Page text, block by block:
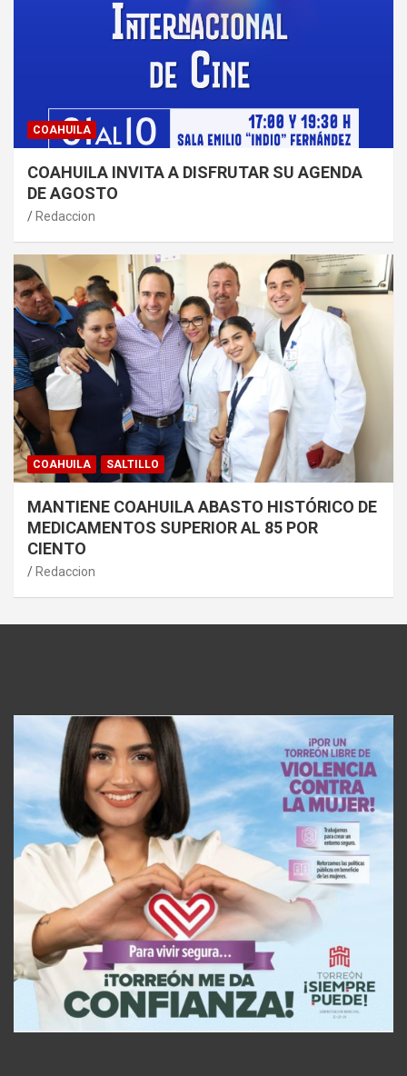
COAHUILA
COAHUILA INVITA A DISFRUTAR SU AGENDA
DE AGOSTO
Redaccion
COAHUILA SALTILLO
MANTIENE COAHUILA ABASTO HISTÓRICO DE
MEDICAMENTOS SUPERIOR AL 85 POR
CIENTO
Redaccion